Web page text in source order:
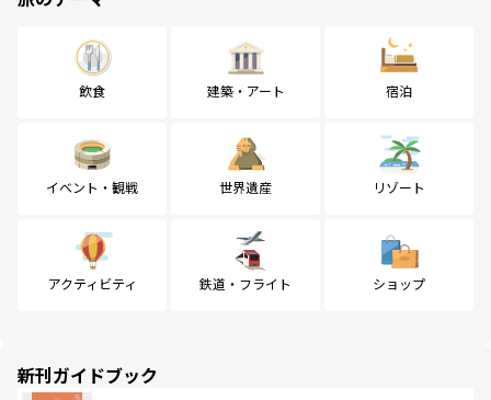
飲食 建築・アート 宿泊
イベント・観戦 世界遺産 リゾート
アクティビティ 鉄道・フライト ショップ
新刊ガイドブック